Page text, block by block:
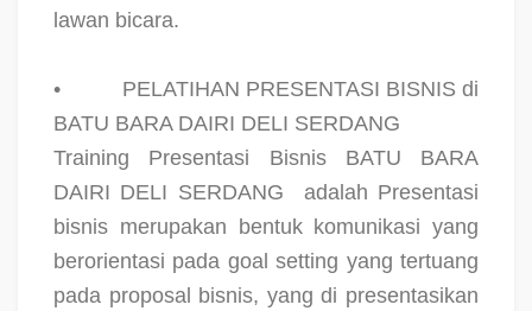
lawan bicara.
•
PELATIHAN PRESENTASI BISNIS di
BATU BARA DAIRI DELI SERDANG
Training Presentasi Bisnis BATU BARA
DAIRI DELI SERDANG
adalah Presentasi
bisnis merupakan bentuk komunikasi yang
berorientasi pada goal setting yang tertuang
pada proposal bisnis, yang di presentasikan